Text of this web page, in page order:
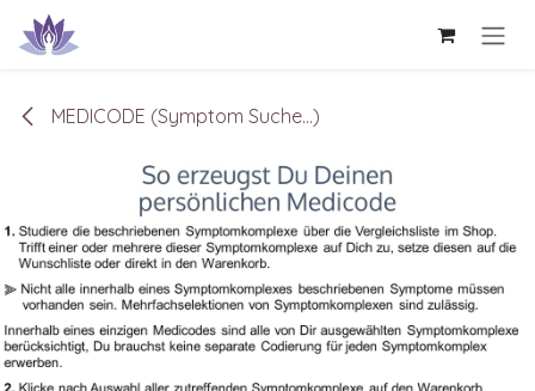
Zum Inhalt springen
MEDICODE (Symptom Suche...)